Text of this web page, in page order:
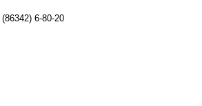
(86342) 6-80-20